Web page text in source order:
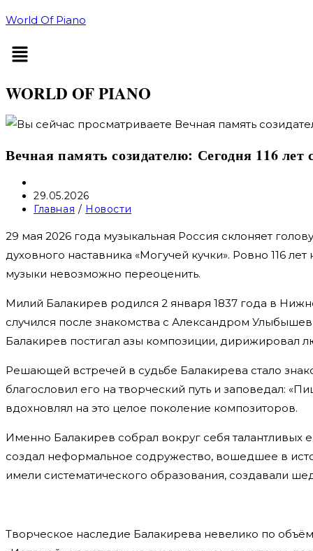
Перейти
содержимому
World Of Piano
Меню
WORLD OF PIANO
Вечная память созидателю: Сегодня 116
записи:
Запись
опубликована:
29.05.2026
Рубрика
Главная / Новости
29 мая 2026 года музыкальная Россия склоняет
духовного наставника «Могучей кучки». Ровно 116
музыки невозможно переоценить.
Милий Балакирев родился 2 января 1837 года в
случился после знакомства с Александром
Балакирев постигал азы композиции, дирижировал
Решающей встречей в судьбе Балакирева стало
благословил его на творческий путь и заповедал:
вдохновлял на это целое поколение композиторов.
Именно Балакирев собрал вокруг себя
создал неформальное содружество, вошедшее в
имели систематического образования, создавали
Творческое наследие Балакирева невелико по